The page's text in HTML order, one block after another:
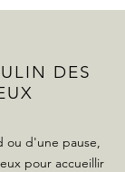
DES
ou d'une pause,
pour accueillir